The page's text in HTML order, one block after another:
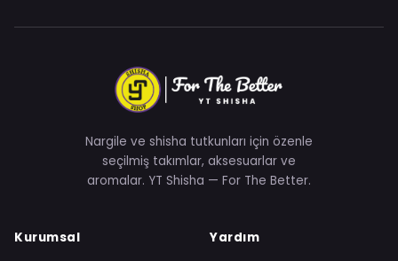
Nargile ve shisha tutkunları için özenle
seçilmiş takımlar, aksesuarlar ve
aromalar. YT Shisha — For The Better.
Kurumsal Yardım